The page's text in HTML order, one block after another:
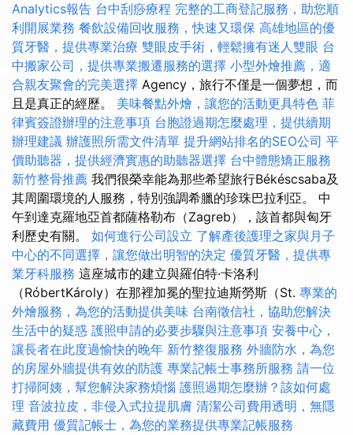
Analytics報告 台中刮痧療程 完整的工商登記服務，助您順
利開展業務 餐飲設備回收服務，快速又環保 高雄地區的優
質牙醫，提供專業治療 雙眼皮手術，輕鬆擁有迷人雙眼 台
中搬家公司，提供專業搬遷服務的選擇 小型外燴推薦，適
合親友聚會的完美選擇 Agency，旅行不僅是一個夢想，而
且是真正的經歷。 美味餐點外燴，讓您的活動更具特色 菲
律賓簽證辦理的注意事項 台胞證過期怎麼處理，提供續期
辦理建議 辦護照所需文件清單 提升網站排名的SEO公司 平
價助聽器，提供經濟實惠的助聽器選擇 台中體態矯正服務
新竹整骨推薦 我們很榮幸能為那些希望旅行Békéscsaba及
其周圍環境的人服務，特別強調希臘的珍珠巴拉利亞。 中
午到達克羅地亞首都薩格勒布（Zagreb），該首都與匈牙
利歷史有關。 如何進行公司設立 了解產後護理之家與月子
中心的不同選擇，讓您做出明智的決定 優質牙醫，提供專
業牙科服務 這座城市的建立與羅伯特·卡洛利
（RóbertKároly）在那裡加冕的聖拉迪斯勞斯（St. 專業的
外燴服務，為您的活動提供美味 台南徵信社，協助您解決
生活中的疑惑 護照申請的必要步驟與注意事項 安養中心，
讓長者在此度過愉快的晚年 新竹整復服務 外牆防水，為您
的房屋外牆提供有效的防護 專業記帳士事務所服務 請一位
打掃阿姨，幫您解決家務煩惱 護照過期怎麼辦？該如何處
理 音波拉皮，非侵入式拉提肌膚 清潔公司費用透明，無隱
藏費用 優質記帳士，為您的業務提供專業記帳服務